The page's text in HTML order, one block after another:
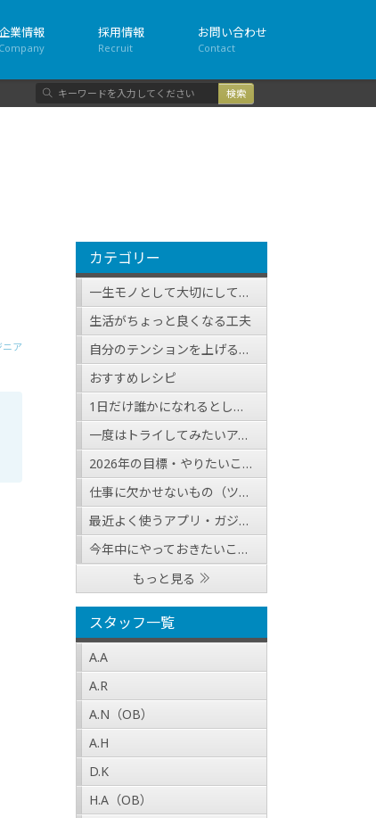
企業情報
Company
採用情報
Recruit
お問い合わせ
Contact
検
索
ア
カテゴリー
一生モノとして大切にしている（したい）アイテム
生活がちょっと良くなる工夫
自分のテンションを上げる方法
おすすめレシピ
1日だけ誰かになれるとしたら？（人物・職業どちらでも可）
一度はトライしてみたいアクティビティ
2026年の目標・やりたいこと
仕事に欠かせないもの（ツール・アイテム等）
最近よく使うアプリ・ガジェットの紹介
今年中にやっておきたいこと2025
もっと見る
スタッフ一覧
A.A
A.R
A.N（OB）
A.H
D.K
H.A（OB）